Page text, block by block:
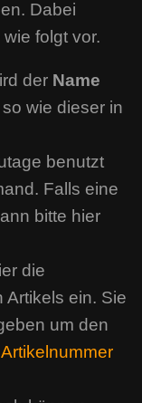
Dabei
folgt vor.
der Name
wie dieser in
benutzt
Falls eine
bitte hier
die
Artikels ein. Sie
um den